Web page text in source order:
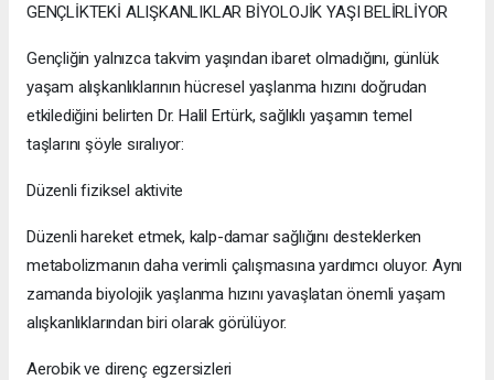
GENÇLİKTEKİ ALIŞKANLIKLAR BİYOLOJİK YAŞI BELİRLİYOR
Gençliğin yalnızca takvim yaşından ibaret olmadığını, günlük
yaşam alışkanlıklarının hücresel yaşlanma hızını doğrudan
etkilediğini belirten Dr. Halil Ertürk, sağlıklı yaşamın temel
taşlarını şöyle sıralıyor:
Düzenli fiziksel aktivite
Düzenli hareket etmek, kalp-damar sağlığını desteklerken
metabolizmanın daha verimli çalışmasına yardımcı oluyor. Aynı
zamanda biyolojik yaşlanma hızını yavaşlatan önemli yaşam
alışkanlıklarından biri olarak görülüyor.
Aerobik ve direnç egzersizleri